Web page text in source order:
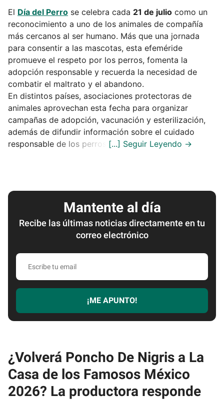
El Día del Perro se celebra cada 21 de julio como un
reconocimiento a uno de los animales de compañía
más cercanos al ser humano. Más que una jornada
para consentir a las mascotas, esta efeméride
promueve el respeto por los perros, fomenta la
adopción responsable y recuerda la necesidad de
combatir el maltrato y el abandono.
En distintos países, asociaciones protectoras de
animales aprovechan esta fecha para organizar
campañas de adopción, vacunación y esterilización,
además de difundir información sobre el cuidado
responsable de los perros.
Mantente al día
Recibe las últimas noticias directamente en tu
correo electrónico
Escribe
email
¡ME APUNTO!
¿Volverá Poncho De Nigris a La
Casa de los Famosos México
2026? La productora responde